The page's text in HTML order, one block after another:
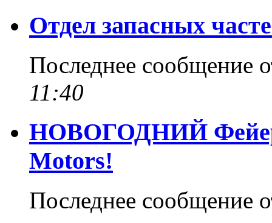
Отдел запасных
Последнее сообщение
11:40
НОВОГОДНИЙ
Motors!
Последнее сообщение